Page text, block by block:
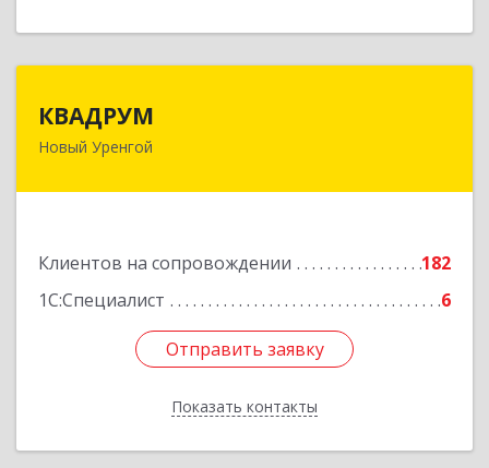
КВАДРУМ
Новый Уренгой
Клиентов на сопровождении
182
1С:Специалист
6
Отправить заявку
Показать контакты
629309, Ямало-Ненецкий АО, Новый Уренгой г,
Отправить заявку
Назад